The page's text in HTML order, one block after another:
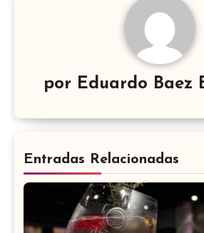
por Eduardo Baez
Entradas Relacionadas